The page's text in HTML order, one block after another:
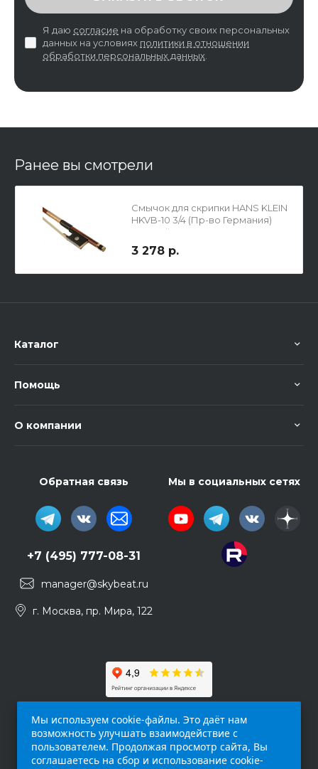
Я даю согласие на обработку своих персональных
данных на условиях политики в отношении
обработки персональных данных
Ранее вы смотрели
Смычок для скрипки HANS KLEIN
HKVB-10 3/4 (Пр-во Германия)
круглый
3 278 р.
Каталог
Помощь
О компании
Обратная связь
+7 (495) 777-08-31
manager@skybeat.ru
г. Москва, пр. Мира, 122
Мы в социальных сетях
Мы используем cookie-файлы. Это даёт нам
возможность улучшать взаимодействие с
пользователем. Продолжая просмотр сайта, Вы
соглашаетесь на сбор и использование cookie-